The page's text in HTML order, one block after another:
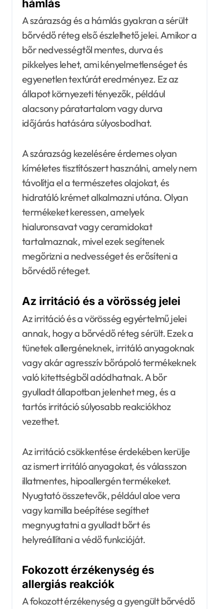
hámlás
A szárazság és a hámlás gyakran a sérült
bőrvédő réteg első észlelhető jelei. Amikor a
bőr nedvességtől mentes, durva és
pikkelyes lehet, ami kényelmetlenséget és
egyenetlen textúrát eredményez. Ez az
állapot környezeti tényezők, például
alacsony páratartalom vagy durva
időjárás hatására súlyosbodhat.
A szárazság kezelésére érdemes olyan
kíméletes tisztítószert használni, amely nem
távolítja el a természetes olajokat, és
hidratáló krémet alkalmazni utána. Olyan
termékeket keressen, amelyek
hialuronsavat vagy ceramidokat
tartalmaznak, mivel ezek segítenek
megőrizni a nedvességet és erősíteni a
bőrvédő réteget.
Az irritáció és a vörösség jelei
Az irritáció és a vörösség egyértelmű jelei
annak, hogy a bőrvédő réteg sérült. Ezek a
tünetek allergéneknek, irritáló anyagoknak
vagy akár agresszív bőrápoló termékeknek
való kitettségből adódhatnak. A bőr
gyulladt állapotban jelenhet meg, és a
tartós irritáció súlyosabb reakciókhoz
vezethet.
Az irritáció csökkentése érdekében kerülje
az ismert irritáló anyagokat, és válasszon
illatmentes, hipoallergén termékeket.
Nyugtató összetevők, például aloe vera
vagy kamilla beépítése segíthet
megnyugtatni a gyulladt bőrt és
helyreállítani a védő funkcióját.
Fokozott érzékenység és
allergiás reakciók
A fokozott érzékenység a gyengült bőrvédő